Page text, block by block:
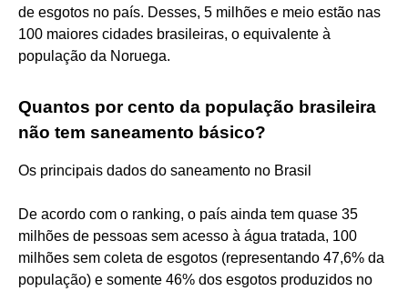
de esgotos no país. Desses, 5 milhões e meio estão nas
100 maiores cidades brasileiras, o equivalente à
população da Noruega.
Quantos por cento da população brasileira
não tem saneamento básico?
Os principais dados do saneamento no Brasil
De acordo com o ranking, o país ainda tem quase 35
milhões de pessoas sem acesso à água tratada, 100
milhões sem coleta de esgotos (representando 47,6% da
população) e somente 46% dos esgotos produzidos no